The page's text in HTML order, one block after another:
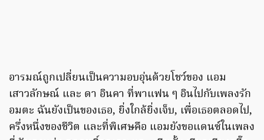
อารมณ์ถูกเปลี่ยนเป็นความอบอุ่นด้วยโชว์ของ แอม
เสาวลักษณ์ และ ดา อินคา ที่พาแฟน ๆ อินไปกับเพลงรัก
อมตะ ฉันยังเป็นของเธอ, ยิ่งใกล้ยิ่งเจ็บ, เพื่อเธอตลอดไป,
ครึ่งหนึ่งของชีวิต และที่พิเศษคือ แอมยังขอแดนซ์ในเพลง